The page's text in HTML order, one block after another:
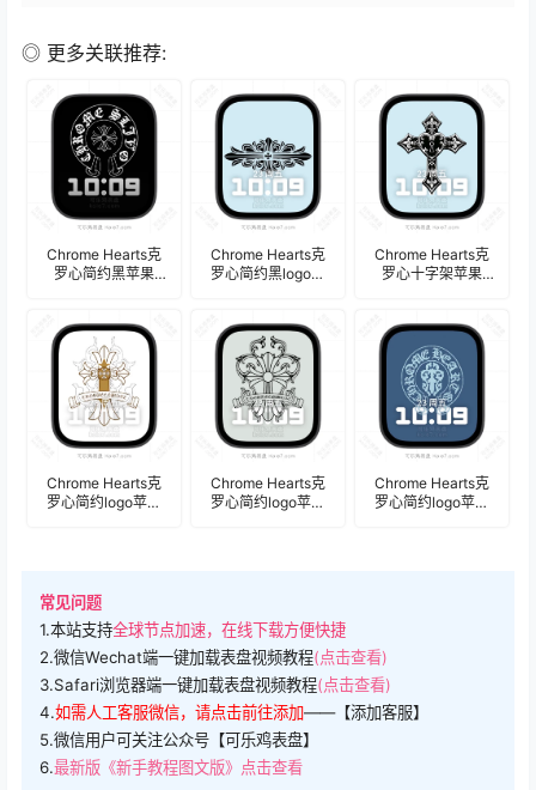
◎ 更多关联推荐:
Chrome Hearts克
罗心简约黑苹果
Chrome Hearts克
罗心简约黑logo苹
盘.watchface
Chrome Hearts克
罗心十字架苹果
Chrome Hearts克
罗心简约logo苹果
Chrome Hearts克
罗心简约logo苹果
Chrome Hearts克
罗心简约logo苹果
常见问题
1.本站支持全球节点加速，在线下载方便快捷
2.微信Wechat端一键加载表盘视频教程(点击查看)
3.Safari浏览器端一键加载表盘视频教程(点击查看)
4.如需人工客服微信，请点击前往添加——【添加客服】
5.微信用户可关注公众号【可乐鸡表盘】
6.最新版《新手教程图文版》点击查看